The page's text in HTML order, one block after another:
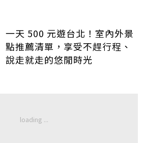
一天 500 元遊台北！室內外景
點推薦清單，享受不趕行程、
說走就走的悠閒時光